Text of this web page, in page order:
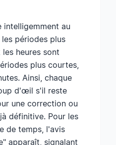
intelligemment au
périodes plus
heures sont
plus courtes,
Ainsi, chaque
d'œil s'il reste
une correction ou
définitive. Pour les
de temps, l'avis
apparaît, signalant